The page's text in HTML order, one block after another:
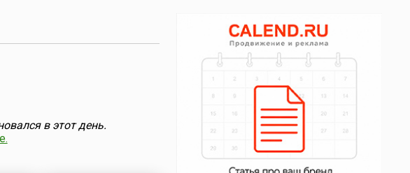
в этот день.